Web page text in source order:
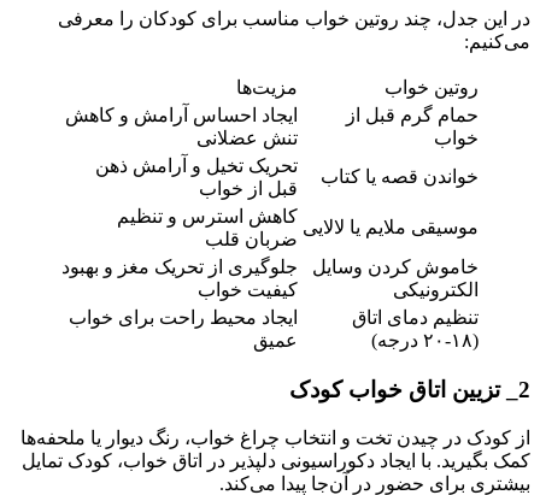
در این جدل، چند روتین خواب مناسب برای کودکان را معرفی
می‌کنیم:
روتین خواب
مزیت‌ها
حمام گرم قبل از
خواب
ایجاد احساس آرامش و کاهش
تنش عضلانی
خواندن قصه یا کتاب
تحریک تخیل و آرامش ذهن
قبل از خواب
موسیقی ملایم یا لالایی
کاهش استرس و تنظیم
ضربان قلب
خاموش کردن وسایل
الکترونیکی
جلوگیری از تحریک مغز و بهبود
کیفیت خواب
تنظیم دمای اتاق
(۱۸-۲۰ درجه)
ایجاد محیط راحت برای خواب
عمیق
2_ تزیین اتاق خواب کودک
از کودک در چیدن تخت و انتخاب چراغ خواب، رنگ دیوار یا ملحفه‌ها
کمک بگیرید. با ایجاد دکوراسیونی دلپذیر در اتاق خواب، کودک تمایل
بیشتری برای حضور در آن‌جا پیدا می‌کند.